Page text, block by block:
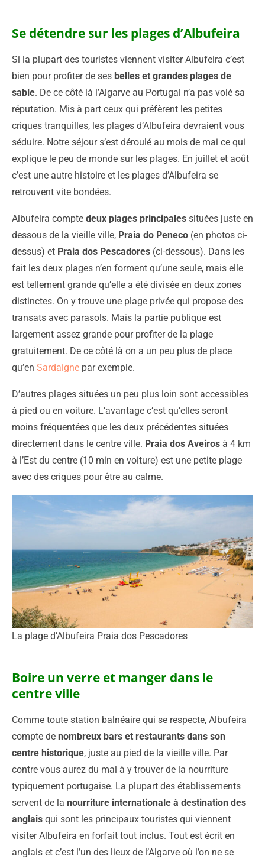
Se détendre sur les plages d’Albufeira
Si la plupart des touristes viennent visiter Albufeira c’est
bien pour profiter de ses belles et grandes plages de
sable. De ce côté là l’Algarve au Portugal n’a pas volé sa
réputation. Mis à part ceux qui préfèrent les petites
criques tranquilles, les plages d’Albufeira devraient vous
séduire. Notre séjour s’est déroulé au mois de mai ce qui
explique le peu de monde sur les plages. En juillet et août
c’est une autre histoire et les plages d’Albufeira se
retrouvent vite bondées.
Albufeira compte deux plages principales situées juste en
dessous de la vieille ville, Praia do Peneco (en photos ci-
dessus) et Praia dos Pescadores (ci-dessous). Dans les
fait les deux plages n’en forment qu’une seule, mais elle
est tellement grande qu’elle a été divisée en deux zones
distinctes. On y trouve une plage privée qui propose des
transats avec parasols. Mais la partie publique est
largement assez grande pour profiter de la plage
gratuitement. De ce côté là on a un peu plus de place
qu’en Sardaigne par exemple.
D’autres plages situées un peu plus loin sont accessibles
à pied ou en voiture. L’avantage c’est qu’elles seront
moins fréquentées que les deux précédentes situées
directement dans le centre ville. Praia dos Aveiros à 4 km
à l’Est du centre (10 min en voiture) est une petite plage
avec des criques pour être au calme.
La plage d’Albufeira Praia dos Pescadores
Boire un verre et manger dans le
centre ville
Comme toute station balnéaire qui se respecte, Albufeira
compte de nombreux bars et restaurants dans son
centre historique, juste au pied de la vieille ville. Par
contre vous aurez du mal à y trouver de la nourriture
typiquement portugaise. La plupart des établissements
servent de la nourriture internationale à destination des
anglais qui sont les principaux touristes qui viennent
visiter Albufeira en forfait tout inclus. Tout est écrit en
anglais et c’est l’un des lieux de l’Algarve où l’on ne se